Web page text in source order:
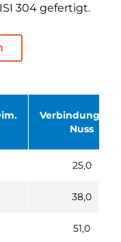
304 gefertigt.
Verbindung
Nuss
25,0
38,0
51,0